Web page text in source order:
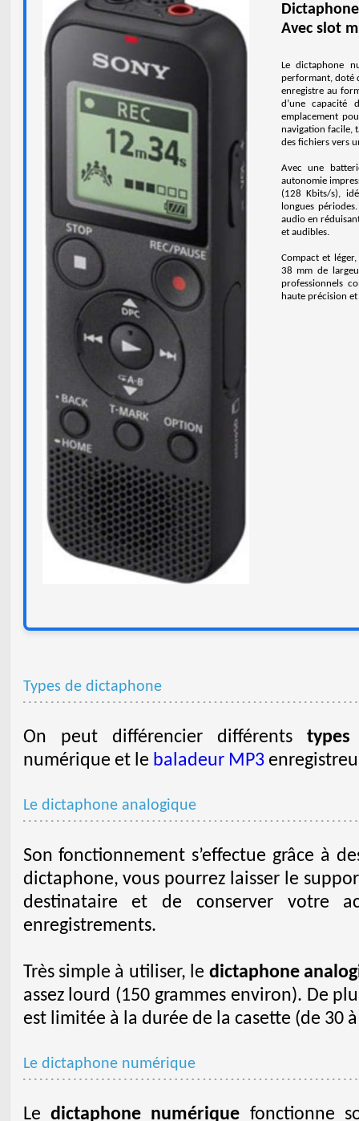
Avec slot
Le dictaphone
performant, doté
enregistre au
d’une capacité
emplacement
navigation facile,
des fichiers vers
Avec une
autonomie
(128 Kbits/s),
longues
audio en
et audibles.
Compact et
38 mm de
professionnels
haute précision
Types de dictaphone
On peut différencier différents
numérique et le baladeur MP3
Le dictaphone analogique
Son fonctionnement s’effectue grâce à
dictaphone, vous pourrez laisser le
destinataire et de conserver votre
enregistrements.
Très simple à utiliser, le dictaphone
assez lourd (150 grammes environ). De
est limitée à la durée de la casette (de 30
Le dictaphone numérique
Le dictaphone numérique fonctionne